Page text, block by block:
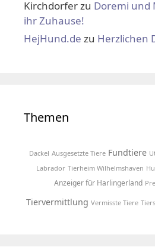
Kirchdorfer zu Doremi und
ihr Zuhause!
HejHund.de zu Herzlichen
Themen
Dackel Ausgesetzte Tiere Fundtiere
Labrador Tierheim Wilhelmshaven
Anzeiger für Harlingerland
Tiervermittlung Vermisste Tiere